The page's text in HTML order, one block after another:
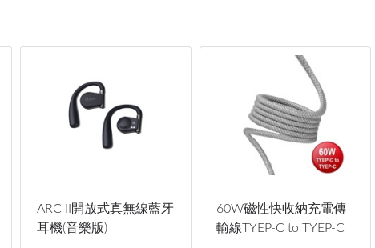
ARC II開放式真無線藍牙
耳機(音樂版)
60W磁性快收納充電傳
輸線TYEP-C to TYEP-C